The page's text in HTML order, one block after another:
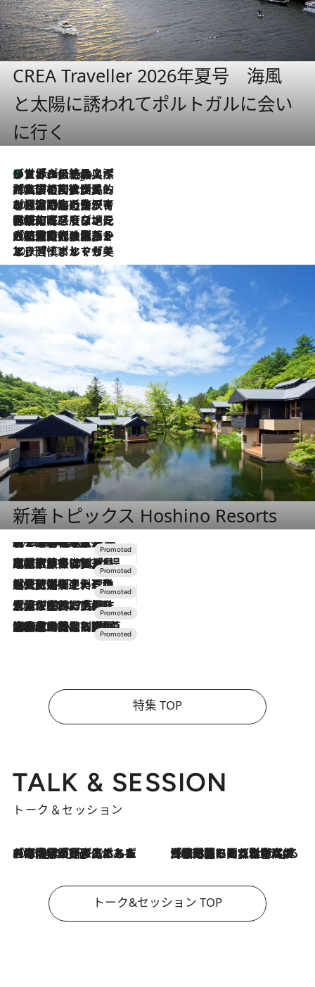
CREA Traveller 2026年夏号 海風
と太陽に誘われてポルトガルに会い
に行く
4 Hours Ago
リスボンの絶品スイーツ「パステル・デ・ナタ」とは？ポルトガル伝統の奥深い世界へ
2026.7.27
「私の祖国はポルトガル語です」国民的詩人フェルナンド・ペソアと、彼が愛した文学の街を歩く
2026.7.26
ポルトガル近海が育む極上の海の幸。キリリと冷えた白ワインと愉しむ、シーフード専門店の贅沢
2026.7.22
伝統の味をモダンに昇華。高感度な地元客が集う、リスボンの最旬ガストロノミー
2026.7.21
大航海時代の栄華から、震災、独裁、そして革命へ。ポルトガル・首都リスボンの石畳に刻まれた「歴史の光と影」
2026.7.13
エッセイ・ヤマザキマリ「慎ましくも美しき国 ポルトガル」
新着トピックス Hoshino Resorts
2026.8.7
【トンボの足水浴】ヒノキの香りに包まれて涼感マックス！約13℃の湧水かけ流しを避暑地「星野温泉 トンボの湯」で体験
2026.7.31
【ホテル帰省】という選択肢をOMOが提案。家族とほどよい距離を保つには「昼は実家、夜は気兼ねなくホテルで！」
2026.7.24
【夏限定ディナーコース】旬を迎える稚鮎や花ズッキーニなどをイタリア・トスカーナの郷土料理の手法で満喫！
2026.7.17
「土佐和ハーブかき氷」がOMO7高知に登場！生姜、山椒、大葉など目にも舌にも涼を呼ぶ郷土の味
2026.7.10
NEW OPEN！【界 草津】名湯の地に誕生。趣の異なる2種の温泉と上州ならではの会席・蕎麦割烹など美食を味わう究極の癒やし旅
特集 TOP
TALK & SESSION
トーク＆セッション
2026.8.3
「今後値上げがあるとすれば…」「リスクがあるのは今年の冬」エネルギー専門家が語る、ホルムズ海峡封鎖が家庭にもたらす“ある心配” 2026.8.3
「住宅建てられない…」「サーチャージ料の高値が続いている」ホルムズ海峡封鎖による影響はいつまで続く？《エネルギー専門家に聞く“どうなる日本の暮らし”》
トーク&セッション TOP